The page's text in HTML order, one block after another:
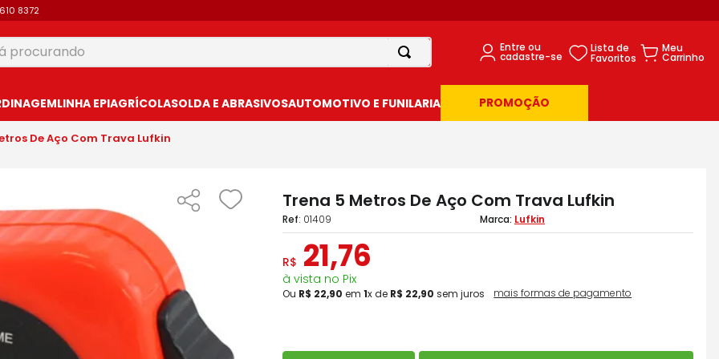
8372
LINHA EPIAGRÍCOLASOLDA E ABRASIVOSAUTOMOTIVO E FUNILARIA PROMOÇÃO
De Aço Com Trava Lufkin
Trena 5 Metros De Aço Com Trava Lufkin
: 01409 Lufkin
R$ 21,76
à vista no Pix
Ou R$ 22,90 em 1x de R$ 22,90 sem juros mais formas de pagamento